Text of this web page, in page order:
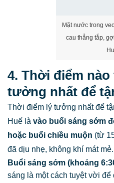
Mặt nước trong
cau thẳng tắp,
4. Thời điểm
tưởng nhất để
Thời điểm lý tưởng nhất để
Huế là vào buổi sáng sớm
hoặc buổi chiều muộn (từ
đã dịu nhẹ, không khí mát mẻ.
Buổi sáng sớm (khoảng
sáng là một cách tuyệt vời